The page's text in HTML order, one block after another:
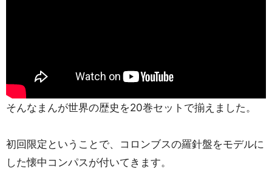
そんなまんが世界の歴史を20巻セットで揃えました。
初回限定ということで、コロンブスの羅針盤をモデルに
した懐中コンパスが付いてきます。